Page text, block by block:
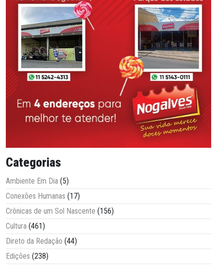
Categorias
Ambiente Em Dia (5)
Conexões Humanas (17)
Crônicas de um Sol Nascente (156)
Cultura (461)
Direto da Redação (44)
Edições (238)